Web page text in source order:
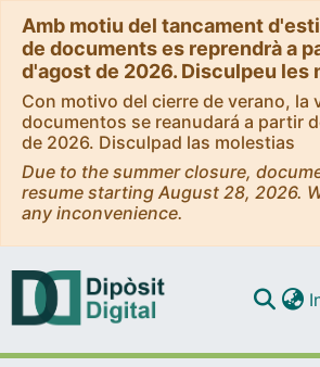
Amb motiu del tancament
de documents es reprendrà a
d'agost de 2026. Disculpeu les
Con motivo del cierre de verano, la
documentos se reanudará a partir
de 2026. Disculpad las molestias
Due to the summer closure,
resume starting August 28, 2026.
any inconvenience.